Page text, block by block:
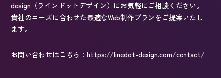
design（ラインドットデザイン）にお気軽にご相談ください。
貴社のニーズに合わせた最適なWeb制作プランをご提案いたし
ます。
お問い合わせはこちら：https://linedot-design.com/contact/